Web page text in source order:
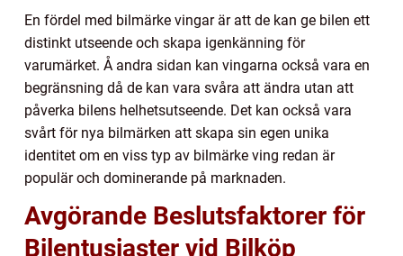
En fördel med bilmärke vingar är att de kan ge bilen ett
distinkt utseende och skapa igenkänning för
varumärket. Å andra sidan kan vingarna också vara en
begränsning då de kan vara svåra att ändra utan att
påverka bilens helhetsutseende. Det kan också vara
svårt för nya bilmärken att skapa sin egen unika
identitet om en viss typ av bilmärke ving redan är
populär och dominerande på marknaden.
Avgörande Beslutsfaktorer för
Bilentusiaster vid Bilköp